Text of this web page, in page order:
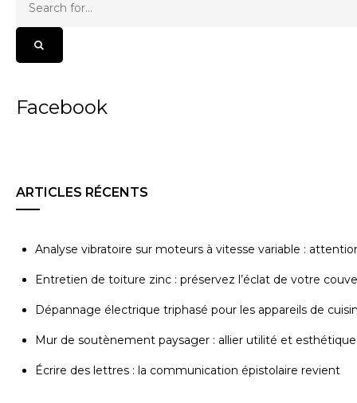
Facebook
ARTICLES RÉCENTS
Analyse vibratoire sur moteurs à vitesse variable :
Entretien de toiture zinc : préservez l’éclat de votre
Dépannage électrique triphasé pour les appareils de
Mur de soutènement paysager : allier utilité et esthétique
Écrire des lettres : la communication épistolaire revient